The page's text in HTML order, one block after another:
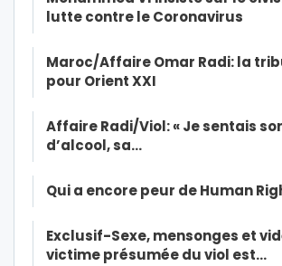
lutte contre le Coronavirus
Maroc/Affaire Omar Radi: la
pour Orient XXI
Affaire Radi/Viol: « Je sentais
d’alcool, sa…
Qui a encore peur de Human
Exclusif-Sexe, mensonges et
victime présumée du viol est…